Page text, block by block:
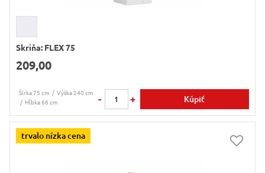
Skriňa: FLEX 75
209,00
Šírka 75 cm
Výška 240 cm
Hĺbka 66 cm
- + Kúpiť
trvalo nízka cena